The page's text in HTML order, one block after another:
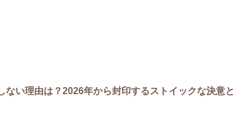
ない理由は？2026年から封印するストイックな決意と